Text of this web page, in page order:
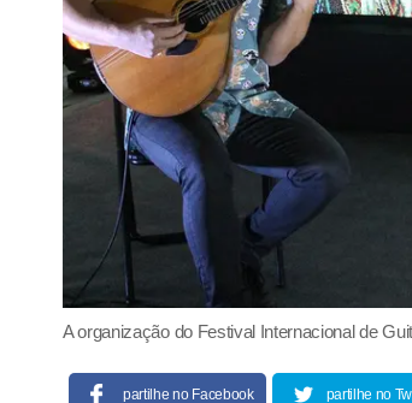
A organização do Festival Internacional de
partilhe no Facebook partilhe no